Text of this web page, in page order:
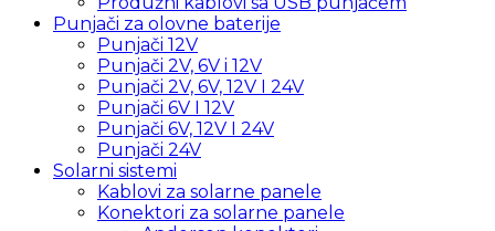
Punjači za olovne baterije
Punjači 12V
Punjači 2V, 6V i 12V
Punjači 2V, 6V, 12V I 24V
Punjači 6V I 12V
Punjači 6V, 12V I 24V
Punjači 24V
Solarni sistemi
Kablovi za solarne panele
Konektori za solarne panele